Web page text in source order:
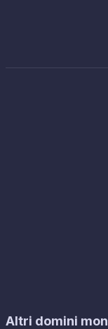
Altri domini